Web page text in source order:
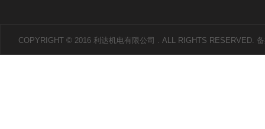
COPYRIGHT © 2016 利达机电有限公司 . ALL RIGHTS RESERVED.